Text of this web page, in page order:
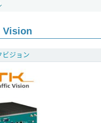
Vision
ビジョン